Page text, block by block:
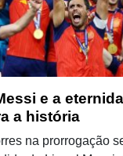
e a
a história
na prorrogação